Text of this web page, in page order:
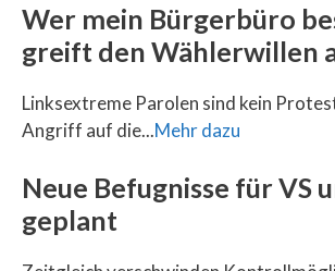
Wer mein Bürgerbüro
greift den Wählerwillen
Linksextreme Parolen sind kein
Angriff auf die...Mehr dazu
Neue Befugnisse für VS
geplant